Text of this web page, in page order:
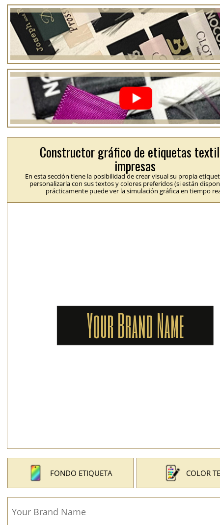
Constructor gráfico de etiquetas
impresas
En esta sección tiene la posibilidad de crear visual su propia
personalizarla con sus textos y colores preferidos (si están
prácticamente puede ver la simulación gráfica en tiempo
FONDO ETIQUETA COLOR